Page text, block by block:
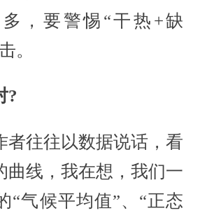
，要警惕“干热+缺
。
?
往往以数据说话，看
曲线，我在想，我们一
“气候平均值”、“正态